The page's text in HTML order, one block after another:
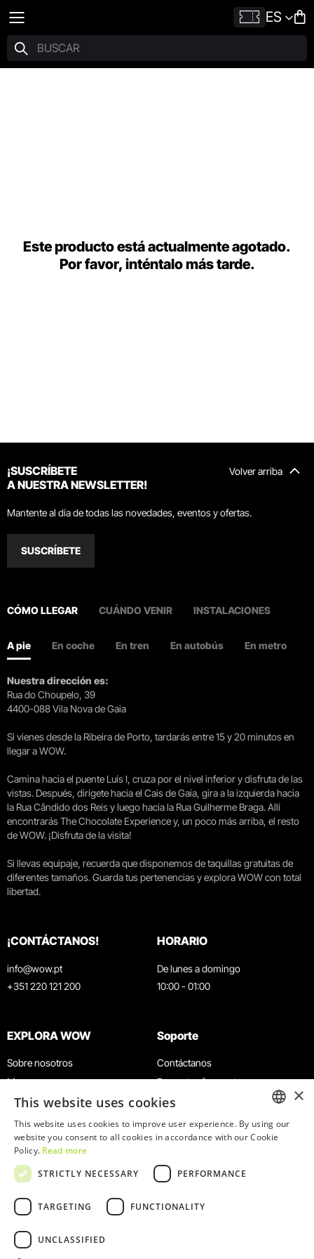
ES
Este producto está actualmente agotado.
Por favor, inténtalo más tarde.
Volver arriba
¡SUSCRÍBETE
A NUESTRA NEWSLETTER!
Mantente al día de todas las novedades, eventos y ofertas.
SUSCRÍBETE
CÓMO LLEGAR CUÁNDO VENIR INSTALACIONES
A pie En coche En tren En autobús En metro
Nuestra dirección es:
Rua do Choupelo, 39
4400-088 Vila Nova de Gaia
Si vienes desde la Ribeira de Porto, tardarás entre 15 y 20 minutos en
llegar a WOW.
Camina hacia el puente Luís I, cruza por el nivel inferior y disfruta de las
vistas. Después, dirígete hacia el Cais de Gaia, gira a la izquierda hacia
la Rua Cândido dos Reis y luego hacia la Rua Guilherme Braga. Allí
encontrarás The Chocolate Experience y, un poco más arriba, el resto
de WOW. ¡Disfruta de la visita!
Si llevas equipaje, recuerda que disponemos de taquillas gratuitas de
diferentes tamaños. Guarda tus pertenencias y explora WOW con total
libertad.
¡CONTÁCTANOS!
info@wow.pt
+351 220 121 200
HORARIO
De lunes a domingo
10:00 - 01:00
EXPLORA WOW
Sobre nosotros
Museos
Agenda
Noticias
Restaurantes
Tarjeta WOW
Grupos y eventos
Servicio educativo
Soporte
Contáctanos
Preguntas frecuentes
Términos y condiciones
Política de privacidad y cookies
Trabaja con nosotros
Libro de reclamaciones
ENGLISH
×
This website uses cookies
This website uses cookies to improve user experience. By using our
website you consent to all cookies in accordance with our Cookie
Policy. Read more
STRICTLY NECESSARY
PERFORMANCE
TARGETING FUNCTIONALITY
UNCLASSIFIED